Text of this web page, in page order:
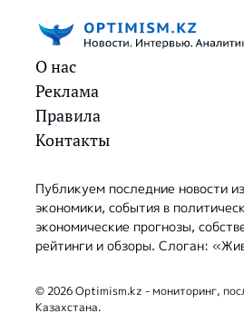
О нас
Реклама
Правила
Контакты
Публикуем последние новости
экономики, события в
экономические прогнозы,
рейтинги и обзоры. Слоган:
© 2026 Optimism.kz - мониторинг,
Казахстана.